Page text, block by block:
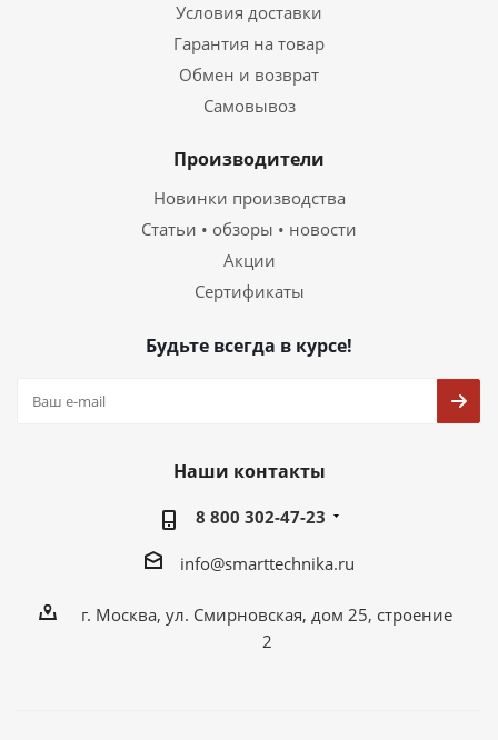
Условия доставки
Гарантия на товар
Обмен и возврат
Самовывоз
Производители
Новинки производства
Статьи • обзоры • новости
Акции
Сертификаты
Будьте всегда в курсе!
Наши контакты
8 800 302-47-23
info@smarttechnika.ru
г. Москва, ул. Смирновская, дом 25, строение
2